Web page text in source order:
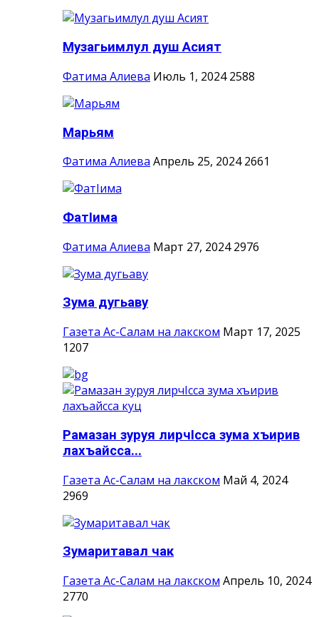
Музагьимлул душ Асият
Фатима Алиева Июль 1, 2024 2588
Марьям
Фатима Алиева Апрель 25, 2024 2661
ФатIима
Фатима Алиева Март 27, 2024 2976
Зума дугьаву
Газета Ас-Салам на лакском Март 17, 2025
1207
Рамазан зуруя лирчIсса зума хъирив
лахъайсса...
Газета Ас-Салам на лакском Май 4, 2024
2969
Зумаритавал чак
Газета Ас-Салам на лакском Апрель 10, 2024
2770